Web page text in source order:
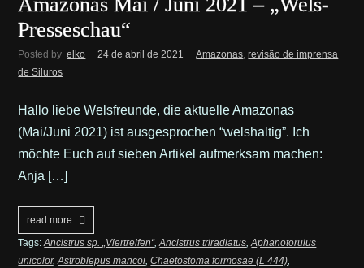
Amazonas Mai / Juni 2021 – „Wels-
Presseschau“
Posted by elko 24 de abril de 2021 Amazonas,revisão de imprensa
de Siluros
Hallo liebe Welsfreunde, die aktuelle Amazonas
(Mai/Juni 2021) ist ausgesprochen “welshaltig”. Ich
möchte Euch auf sieben Artikel aufmerksam machen:
Anja […]
read more
Tags:Ancistrus sp. „Viertreifen“,Ancistrus triradiatus,Aphanotorulus
unicolor,Astroblepus mancoi,Chaetostoma formosae (L 444),